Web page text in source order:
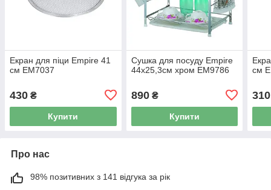
Екран для піци Empire 41
см EM7037
430 ₴
Купити
Сушка для посуду Empire
44х25,3см хром EM9786
890₴
Купити
см
310
Про нас
98% позитивних з 141 відгука за рік